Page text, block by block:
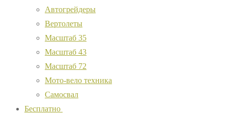
Автогрейдеры
Вертолеты
Масштаб 35
Масштаб 43
Масштаб 72
Мото-вело техника
Самосвал
Бесплатно